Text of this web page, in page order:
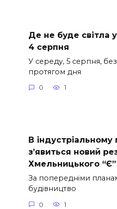
Де не буде світла
4 серпня
У середу, 5 серпня,
протягом дня
0 1
В індустріальному
з’явиться новий
Хмельницького “Є”
За попередніми
будівництво
0 1